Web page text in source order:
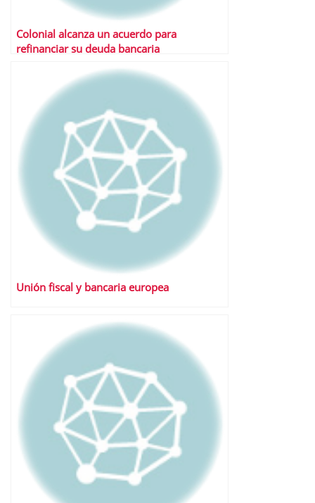
Colonial alcanza un acuerdo para
refinanciar su deuda bancaria
Unión fiscal y bancaria europea